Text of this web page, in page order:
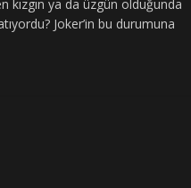
kızgın ya da üzgün olduğunda
Joker’in bu durumuna